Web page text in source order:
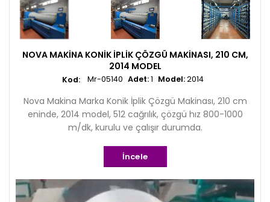
NOVA MAKINA KONIK İPLIK ÇÖZGÜ MAKINASI, 210 CM,
2014 MODEL
Adet:1 Model:2014
Mr-05140
Nova Makina Marka Konik İplik Çözgü Makinası, 210 cm
eninde, 2014 model, 512 cağrılık, çözgü hız 800-1000
m/dk, kurulu ve çalışır durumda.
İncele